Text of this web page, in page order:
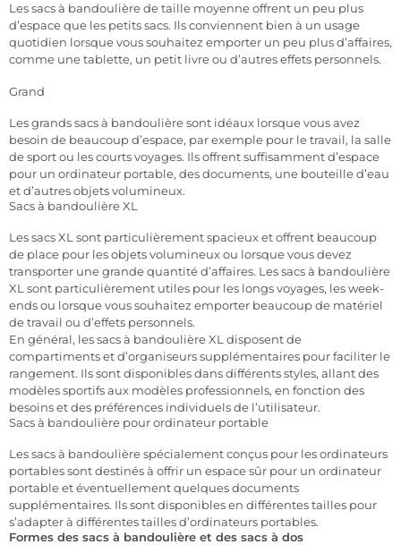
Les sacs à bandoulière de taille moyenne offrent un peu plus
d’espace que les petits sacs. Ils conviennent bien à un usage
quotidien lorsque vous souhaitez emporter un peu plus d’affaires,
comme une tablette, un petit livre ou d’autres effets personnels.
Grand
Les grands sacs à bandoulière sont idéaux lorsque vous avez
besoin de beaucoup d’espace, par exemple pour le travail, la salle
de sport ou les courts voyages. Ils offrent suffisamment d’espace
pour un ordinateur portable, des documents, une bouteille d’eau
et d’autres objets volumineux.
Sacs à bandoulière XL
Les sacs XL sont particulièrement spacieux et offrent beaucoup
de place pour les objets volumineux ou lorsque vous devez
transporter une grande quantité d’affaires. Les sacs à bandoulière
XL sont particulièrement utiles pour les longs voyages, les week-
ends ou lorsque vous souhaitez emporter beaucoup de matériel
de travail ou d’effets personnels.
En général, les sacs à bandoulière XL disposent de
compartiments et d’organiseurs supplémentaires pour faciliter le
rangement. Ils sont disponibles dans différents styles, allant des
modèles sportifs aux modèles professionnels, en fonction des
besoins et des préférences individuels de l’utilisateur.
Sacs à bandoulière pour ordinateur portable
Les sacs à bandoulière spécialement conçus pour les ordinateurs
portables sont destinés à offrir un espace sûr pour un ordinateur
portable et éventuellement quelques documents
supplémentaires. Ils sont disponibles en différentes tailles pour
s’adapter à différentes tailles d’ordinateurs portables.
Formes des sacs à bandoulière et des sacs à dos